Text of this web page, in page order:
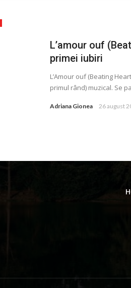
L’amour ouf
primei iubiri
L’Amour ouf (Beating
primul rând) muzical. Se
Adriana Gionea 26 august